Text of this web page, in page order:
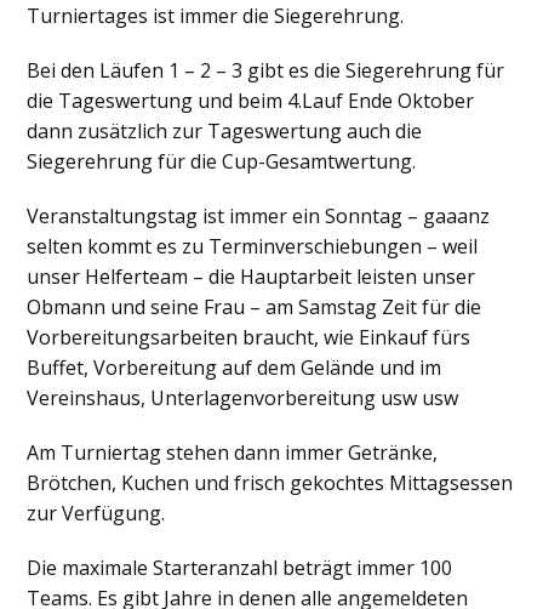
Turniertages ist immer die Siegerehrung.
Bei den Läufen 1 – 2 – 3 gibt es die Siegerehrung für
die Tageswertung und beim 4.Lauf Ende Oktober
dann zusätzlich zur Tageswertung auch die
Siegerehrung für die Cup-Gesamtwertung.
Veranstaltungstag ist immer ein Sonntag – gaaanz
selten kommt es zu Terminverschiebungen – weil
unser Helferteam – die Hauptarbeit leisten unser
Obmann und seine Frau – am Samstag Zeit für die
Vorbereitungsarbeiten braucht, wie Einkauf fürs
Buffet, Vorbereitung auf dem Gelände und im
Vereinshaus, Unterlagenvorbereitung usw usw
Am Turniertag stehen dann immer Getränke,
Brötchen, Kuchen und frisch gekochtes Mittagsessen
zur Verfügung.
Die maximale Starteranzahl beträgt immer 100
Teams. Es gibt Jahre in denen alle angemeldeten